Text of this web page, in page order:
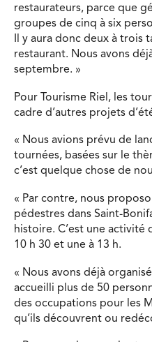
restaurateurs, parce que
groupes de cinq à six
Il y aura donc deux à trois
restaurant. Nous avons
septembre. »
Pour Tourisme Riel, les
cadre d’autres projets
« Nous avions prévu de
tournées, basées sur le
c’est quelque chose de
« Par contre, nous
pédestres dans Saint-
histoire. C’est une activité
10 h 30 et une à 13 h.
« Nous avons déjà
accueilli plus de 50
des occupations pour les
qu’ils découvrent ou